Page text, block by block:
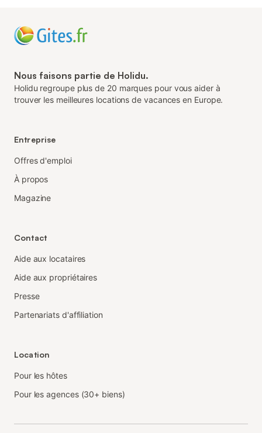
Nous faisons partie de Holidu.
Holidu regroupe plus de 20 marques pour vous aider à
trouver les meilleures locations de vacances en Europe.
Entreprise
Offres d'emploi
À propos
Magazine
Contact
Aide aux locataires
Aide aux propriétaires
Presse
Partenariats d'affiliation
Location
Pour les hôtes
Pour les agences (30+ biens)